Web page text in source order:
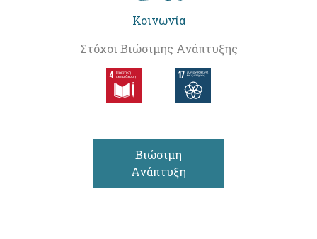
Κοινωνία
Στόχοι Βιώσιμης Ανάπτυξης
Βιώσιμη
Ανάπτυξη